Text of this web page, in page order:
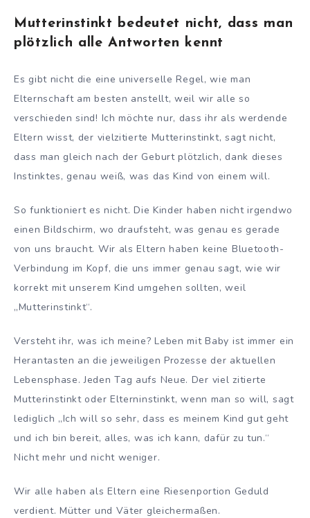
Mutterinstinkt bedeutet nicht, dass man
plötzlich alle Antworten kennt
Es gibt nicht die eine universelle Regel, wie man
Elternschaft am besten anstellt, weil wir alle so
verschieden sind! Ich möchte nur, dass ihr als werdende
Eltern wisst, der vielzitierte Mutterinstinkt, sagt nicht,
dass man gleich nach der Geburt plötzlich, dank dieses
Instinktes, genau weiß, was das Kind von einem will.
So funktioniert es nicht. Die Kinder haben nicht irgendwo
einen Bildschirm, wo draufsteht, was genau es gerade
von uns braucht. Wir als Eltern haben keine Bluetooth-
Verbindung im Kopf, die uns immer genau sagt, wie wir
korrekt mit unserem Kind umgehen sollten, weil
„Mutterinstinkt“.
Versteht ihr, was ich meine? Leben mit Baby ist immer ein
Herantasten an die jeweiligen Prozesse der aktuellen
Lebensphase. Jeden Tag aufs Neue. Der viel zitierte
Mutterinstinkt oder Elterninstinkt, wenn man so will, sagt
lediglich „Ich will so sehr, dass es meinem Kind gut geht
und ich bin bereit, alles, was ich kann, dafür zu tun.“
Nicht mehr und nicht weniger.
Wir alle haben als Eltern eine Riesenportion Geduld
verdient. Mütter und Väter gleichermaßen.